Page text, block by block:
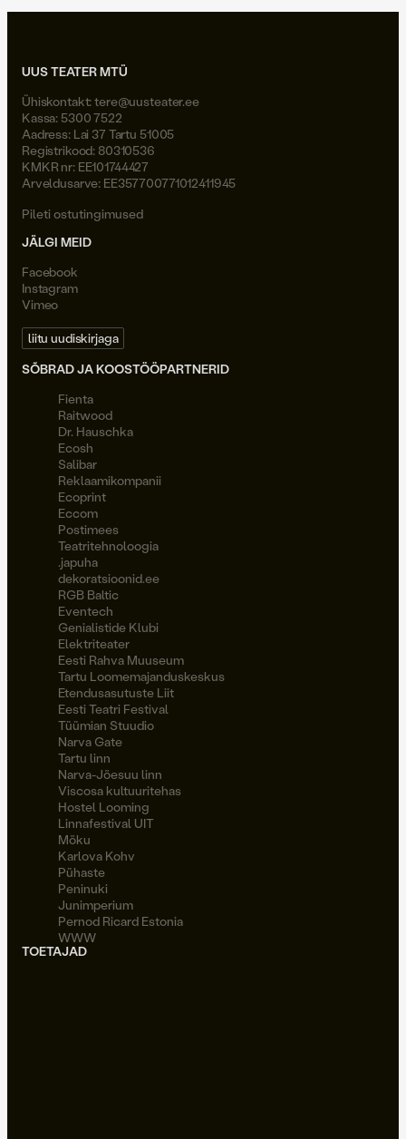
UUS TEATER MTÜ
Ühiskontakt:tere@uusteater.ee
Kassa: 5300 7522
Aadress: Lai 37 Tartu 51005
Registrikood: 80310536
KMKR nr: EE101744427
Arveldusarve: EE357700771012411945
Pileti ostutingimused
JÄLGI MEID
Facebook
Instagram
Vimeo
liitu uudiskirjaga
SÕBRAD JA KOOSTÖÖPARTNERID
Fienta
Raitwood
Dr. Hauschka
Ecosh
Salibar
Reklaamikompanii
Ecoprint
Eccom
Postimees
Teatritehnoloogia
.japuha
dekoratsioonid.ee
RGB Baltic
Eventech
Genialistide Klubi
Elektriteater
Eesti Rahva Muuseum
Tartu Loomemajanduskeskus
Etendusasutuste Liit
Eesti Teatri Festival
Tüümian Stuudio
Narva Gate
Tartu linn
Narva-Jõesuu linn
Viscosa kultuuritehas
Hostel Looming
Linnafestival UIT
Möku
Karlova Kohv
Pühaste
Peninuki
Junimperium
Pernod Ricard Estonia
WWW
TOETAJAD